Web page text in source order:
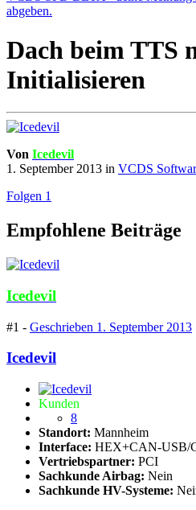
abgeben.
Dach beim TTS
Initialisieren
Von Icedevil
1. September 2013 in VCDS
Folgen 1
Empfohlene Beiträge
Icedevil
#1 - Geschrieben 1. September 2013
Icedevil
Kunden
8
Standort: Mannheim
Interface: HEX+CAN-USB/
Vertriebspartner: PCI
Sachkunde Airbag: Nein
Sachkunde HV-Systeme: